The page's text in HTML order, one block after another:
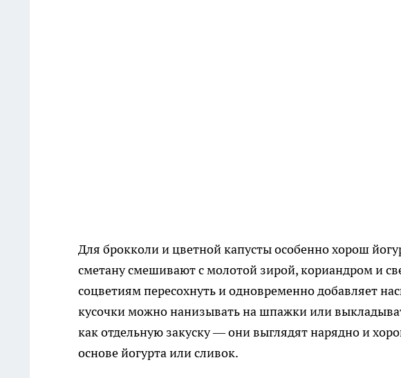
Для брокколи и цветной капусты особенно хорош
сметану смешивают с молотой зирой, кориандром и
соцветиям пересохнуть и одновременно добавляет
кусочки можно нанизывать на шпажки или
как отдельную закуску — они выглядят нарядно и
основе йогурта или сливок.